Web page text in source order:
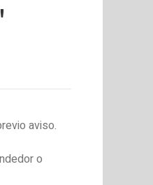
aviso.
o